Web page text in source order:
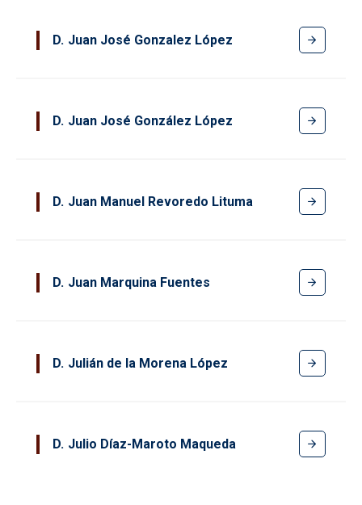
D Juan José Gonzalez López
D Juan José González López
D Juan Manuel Revoredo Lituma
D Juan Marquina Fuentes
D Julián de la Morena López
D Julio Díaz-Maroto Maqueda